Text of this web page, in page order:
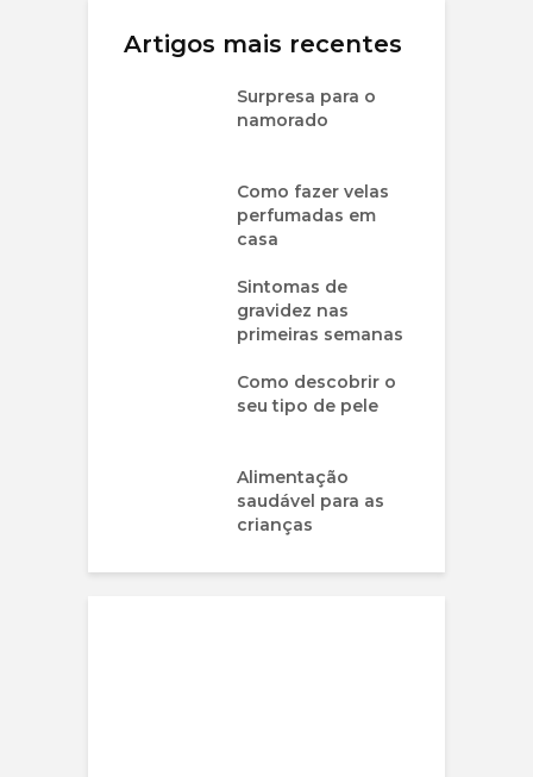
Artigos mais recentes
Surpresa para o
namorado
Como fazer velas
perfumadas em
casa
Sintomas de
gravidez nas
primeiras semanas
Como descobrir o
seu tipo de pele
Alimentação
saudável para as
crianças